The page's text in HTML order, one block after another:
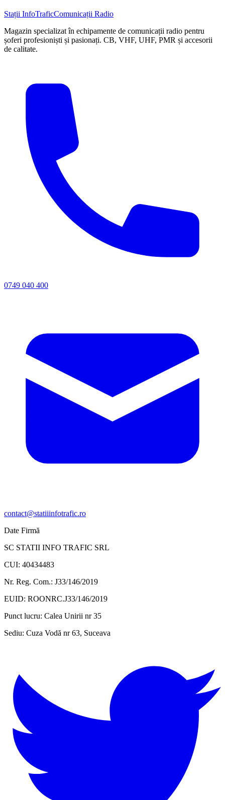
Stații InfoTraficComunicații Radio
Magazin specializat în echipamente de comunicații radio pentru
șoferi profesioniști și pasionați. CB, VHF, UHF, PMR și accesorii
de calitate.
0749 040 400
contact@statiiinfotrafic.ro
Date Firmă
SC STATII INFO TRAFIC SRL
CUI: 40434483
Nr. Reg. Com.: J33/146/2019
EUID: ROONRC.J33/146/2019
Punct lucru: Calea Unirii nr 35
Sediu: Cuza Vodă nr 63, Suceava